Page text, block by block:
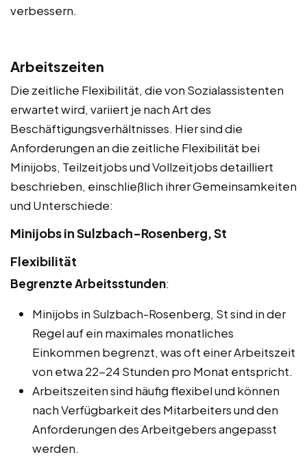
verbessern.
Arbeitszeiten
Die zeitliche Flexibilität, die von Sozialassistenten
erwartet wird, variiert je nach Art des
Beschäftigungsverhältnisses. Hier sind die
Anforderungen an die zeitliche Flexibilität bei
Minijobs, Teilzeitjobs und Vollzeitjobs detailliert
beschrieben, einschließlich ihrer Gemeinsamkeiten
und Unterschiede:
Minijobs in Sulzbach-Rosenberg, St
Flexibilität
Begrenzte Arbeitsstunden:
Minijobs in Sulzbach-Rosenberg, St sind in der
Regel auf ein maximales monatliches
Einkommen begrenzt, was oft einer Arbeitszeit
von etwa 22-24 Stunden pro Monat entspricht.
Arbeitszeiten sind häufig flexibel und können
nach Verfügbarkeit des Mitarbeiters und den
Anforderungen des Arbeitgebers angepasst
werden.